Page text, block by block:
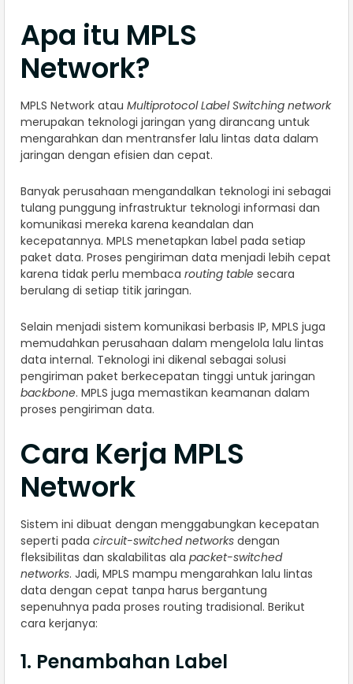
Apa itu MPLS
Network?
MPLS Network atau Multiprotocol Label Switching network
merupakan teknologi jaringan yang dirancang untuk
mengarahkan dan mentransfer lalu lintas data dalam
jaringan dengan efisien dan cepat.
Banyak perusahaan mengandalkan teknologi ini sebagai
tulang punggung infrastruktur teknologi informasi dan
komunikasi mereka karena keandalan dan
kecepatannya. MPLS menetapkan label pada setiap
paket data. Proses pengiriman data menjadi lebih cepat
karena tidak perlu membaca routing table secara
berulang di setiap titik jaringan.
Selain menjadi sistem komunikasi berbasis IP, MPLS juga
memudahkan perusahaan dalam mengelola lalu lintas
data internal. Teknologi ini dikenal sebagai solusi
pengiriman paket berkecepatan tinggi untuk jaringan
backbone. MPLS juga memastikan keamanan dalam
proses pengiriman data.
Cara Kerja MPLS
Network
Sistem ini dibuat dengan menggabungkan kecepatan
seperti pada circuit-switched networks dengan
fleksibilitas dan skalabilitas ala packet-switched
networks. Jadi, MPLS mampu mengarahkan lalu lintas
data dengan cepat tanpa harus bergantung
sepenuhnya pada proses routing tradisional. Berikut
cara kerjanya:
1. Penambahan Label